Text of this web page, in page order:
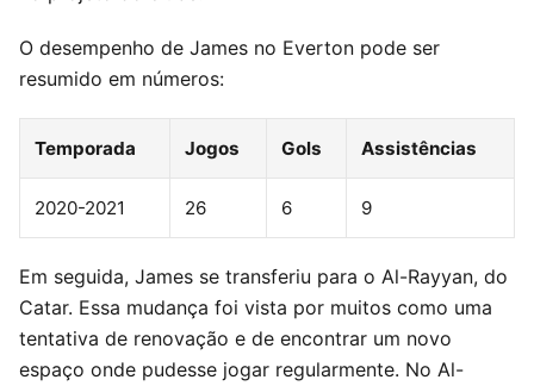
O desempenho de James no Everton pode ser
resumido em números:
Temporada Jogos Gols Assistências
2020-2021 26 6 9
Em seguida, James se transferiu para o Al-Rayyan, do
Catar. Essa mudança foi vista por muitos como uma
tentativa de renovação e de encontrar um novo
espaço onde pudesse jogar regularmente. No Al-